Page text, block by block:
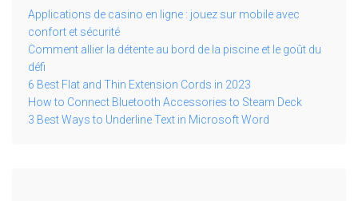
Applications de casino en ligne : jouez sur mobile avec
confort et sécurité
Comment allier la détente au bord de la piscine et le goût du
défi
6 Best Flat and Thin Extension Cords in 2023
How to Connect Bluetooth Accessories to Steam Deck
3 Best Ways to Underline Text in Microsoft Word